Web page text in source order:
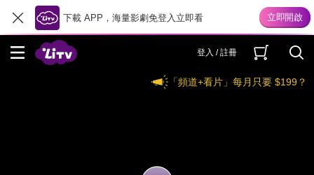
下載 APP，海量影劇免登入立即看
登入 / 註冊
「頻道+看片」每月只要 $199？